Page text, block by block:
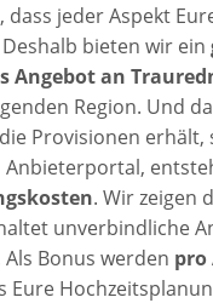
dass jeder Aspekt
bieten wir ein
Angebot an
Region. Und
Provisionen erhält,
Anbieterportal,
. Wir zeigen
unverbindliche
Bonus werden pro
Eure